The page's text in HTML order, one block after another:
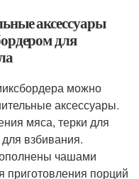
аксессуары
для
можно
аксессуары.
мяса, терки для
взбивания.
чашами
приготовления порций